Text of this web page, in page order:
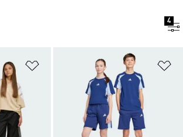
4
ほしいものリストに追加